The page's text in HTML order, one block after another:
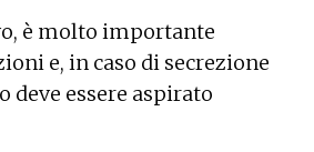
è molto importante
e, in caso di secrezione
deve essere aspirato